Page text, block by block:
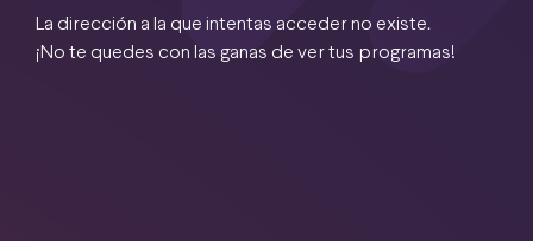
La dirección a la que intentas acceder no existe.
¡No te quedes con las ganas de ver tus programas!